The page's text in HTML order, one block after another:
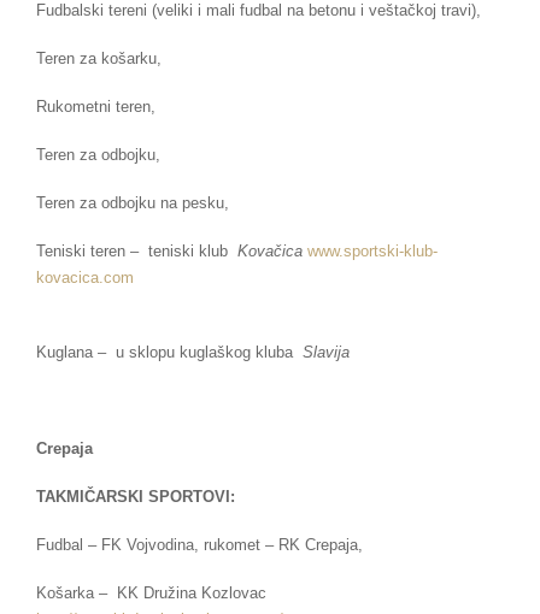
Fudbalski tereni (veliki i mali fudbal na betonu i veštačkoj travi),
Teren za košarku,
Rukometni teren,
Teren za odbojku,
Teren za odbojku na pesku,
Teniski teren – teniski klub Kovačica www.sportski-klub-
kovacica.com
Kuglana – u sklopu kuglaškog kluba Slavija
Crepaja
TAKMIČARSKI SPORTOVI:
Fudbal – FK Vojvodina, rukomet – RK Crepaja,
Košarka – KK Družina Kozlovac